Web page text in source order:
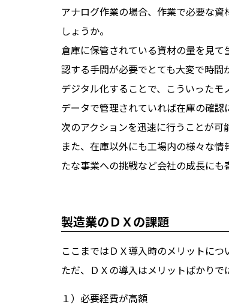
アナログ作業の場合、作業で必要な
しょうか。
倉庫に保管されている資材の量を見
認する手間が必要でとても大変で時間
デジタル化することで、こういったモ
データで管理されていれば在庫の確
次のアクションを迅速に行うことが可
また、在庫以外にも工場内の様々な
たな事業への挑戦など会社の成長にも
製造業のＤＸの課題
ここまではＤＸ導入時のメリットにつ
ただ、ＤＸの導入はメリットばかりで
１）必要経費が高額